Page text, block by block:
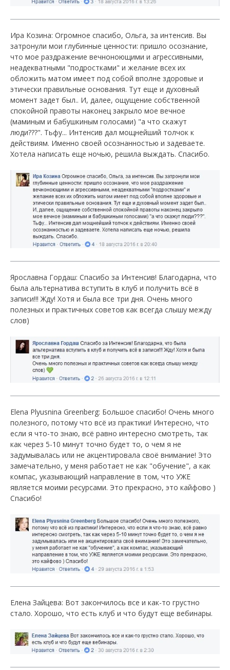
Ира Козина: Огромное спасибо, Ольга, за интенсив. Вы
затронули мои глубинные ценности: пришло осознание,
что мое раздражение вечноноющими и агрессивными,
неадекватными "подростками" и желание всех их
обложить матом имеет под собой вполне здоровые и
этически правильные основания. Тут еще и духовный
момент задет был.. И, далее, ощущение собственной
спокойной правоты наконец закрыло мое вечное
(маминым и бабушкиным голосами) "а что скажут
люди???". Тьфу... Интенсив дал мощнейший толчок к
действиям. Именно своей осознанностью и задеваете.
Хотела написать еще ночью, решила выждать. Спасибо.
Ярославна Гордаш: Спасибо за Интенсив! Благодарна, что
была альтернатива вступить в клуб и получить всё в
записи!!! Жду! Хотя и была все три дня. Очень много
полезных и практичных советов как всегда слышу между
слов)
Elena Plyusnina Greenberg: Большое спасибо! Очень много
полезного, потому что всё из практики! Интересно, что
если я что-то знаю, всё равно интересно смотреть, так
как через 5-10 минут точно будет то, о чем я не
задумывалась или не акцентировала своё внимание! Это
замечательно, у меня работает не как "обучение", а как
компас, указывающий направление в том, что УЖЕ
является моими ресурсами. Это прекрасно, это кайфово )
Спасибо!
Елена Зайцева: Вот закончилось все и как-то грустно
стало. Хорошо, что есть клуб и что будут еще вебинары.